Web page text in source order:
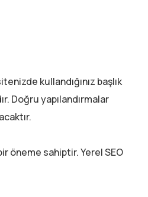
kullandığınız başlık
Doğru yapılandırmalar
öneme sahiptir. Yerel SEO